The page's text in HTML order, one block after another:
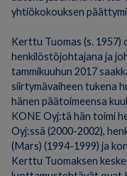
yhtiökokouksen
Kerttu Tuomas (s. 1957)
henkilöstöjohtajana ja
tammikuuhun 2017
siirtymävaiheen tukena
hänen päätoimeensa
KONE Oyj:tä hän toimi
Oyj:ssä (2000-2002),
(Mars) (1994-1999) ja
Kerttu Tuomaksen